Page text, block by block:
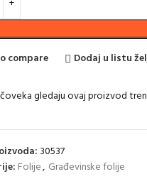
compare
Dodaj u listu
čoveka gledaju ovaj proizvod
30537
Folije, Građevinske folije